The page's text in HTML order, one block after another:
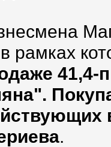
рамках
41,4-
.